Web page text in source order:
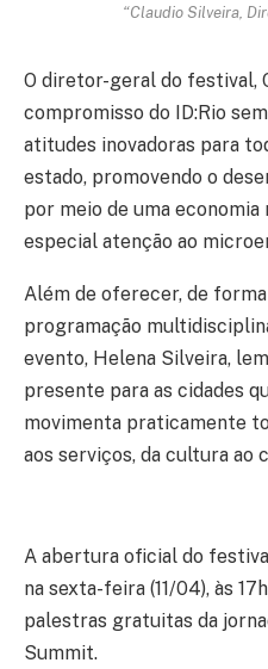
“Claudio Silveira,
O diretor-geral do festival,
compromisso do ID:Rio
atitudes inovadoras para
estado, promovendo o
por meio de uma
especial atenção ao
Além de oferecer, de
programação
evento, Helena Silveira,
presente para as cidades
movimenta praticamente
aos serviços, da cultura ao
A abertura oficial do
na sexta-feira (11/04), às
palestras gratuitas da
Summit.